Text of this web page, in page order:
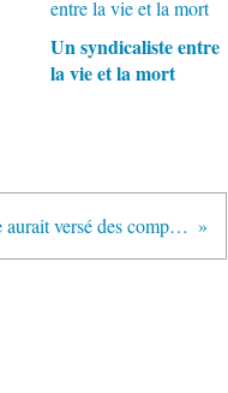
Un syndicaliste entre
la vie et la mort
L'UE et la France aurait versé des compensations